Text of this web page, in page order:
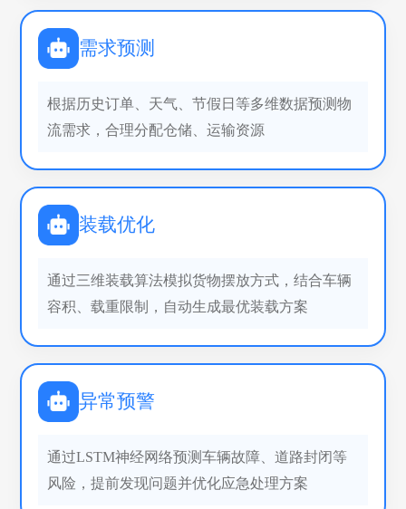
需求预测
根据历史订单、天气、节假日等多维数据预测物
流需求，合理分配仓储、运输资源
装载优化
通过三维装载算法模拟货物摆放方式，结合车辆
容积、载重限制，自动生成最优装载方案
异常预警
通过LSTM神经网络预测车辆故障、道路封闭等
风险，提前发现问题并优化应急处理方案